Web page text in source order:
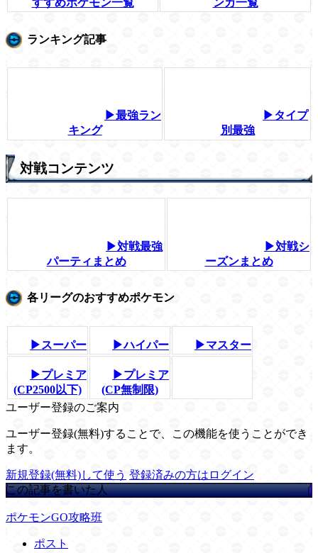
ランキング記事
▶最強ラン
キング
▶タイプ
別最強
対戦コンテンツ
▶対戦最強
パーティまとめ
▶対戦シ
ーズンまとめ
各リーグのおすすめポケモン
▶スーパー ▶ハイパー ▶マスター
▶プレミア
(CP2500以下)
▶プレミア
(CP無制限)
ユーザー登録のご案内
ユーザー登録(無料)することで、この機能を使うことができ
ます。
新規登録(無料)して使う 登録済みの方はログイン
この記事を書いた人
ポケモンGO攻略班
ポスト